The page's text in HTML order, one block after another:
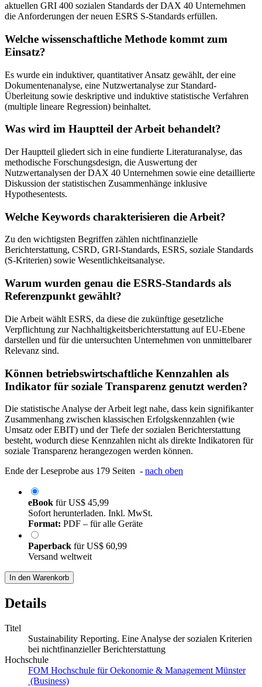
Das primäre Ziel ist es herauszufinden, in welchem Maß die
aktuellen GRI 400 sozialen Standards der DAX 40 Unternehmen
Welche wissenschaftliche Methode kommt zum
Es wurde ein induktiver, quantitativer Ansatz gewählt, der eine
Dokumentenanalyse, eine Nutzwertanalyse zur Standard-
Überleitung sowie deskriptive und induktive statistische Verfahren
Der Hauptteil gliedert sich in eine fundierte Literaturanalyse, das
methodische Forschungsdesign, die Auswertung der
Nutzwertanalysen der DAX 40 Unternehmen sowie eine detaillierte
Diskussion der statistischen Zusammenhänge inklusive
Welche Keywords charakterisieren die Arbeit?
Zu den wichtigsten Begriffen zählen nichtfinanzielle
Berichterstattung, CSRD, GRI-Standards, ESRS, soziale Standards
Warum wurden genau die ESRS-Standards als
Die Arbeit wählt ESRS, da diese die zukünftige gesetzliche
Verpflichtung zur Nachhaltigkeitsberichterstattung auf EU-Ebene
darstellen und für die untersuchten Unternehmen von unmittelbarer
Können betriebswirtschaftliche Kennzahlen als
Indikator für soziale Transparenz genutzt werden?
Die statistische Analyse der Arbeit legt nahe, dass kein signifikanter
Zusammenhang zwischen klassischen Erfolgskennzahlen (wie
Umsatz oder EBIT) und der Tiefe der sozialen Berichterstattung
besteht, wodurch diese Kennzahlen nicht als direkte Indikatoren für
eBook fürUS$ 45,99
Sofort herunterladen. Inkl. MwSt.
Format:
PaperbackfürUS$ 60,99
Sustainability Reporting. Eine Analyse der sozialen Kriterien
bei nichtfinanzieller Berichterstattung
Hochschule
FOM Hochschule für Oekonomie & Management Münster